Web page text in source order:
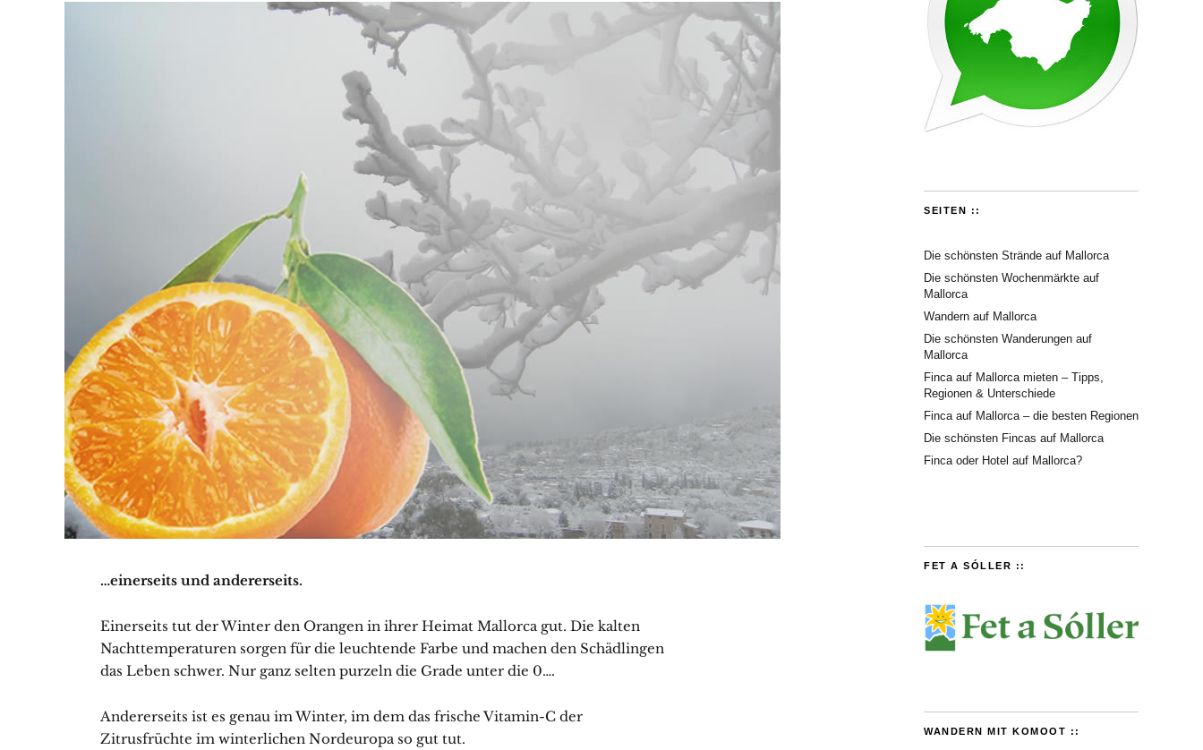
…einerseits und andererseits.
Einerseits tut der Winter den Orangen in ihrer Heimat Mallorca gut. Die kalten
Nachttemperaturen sorgen für die leuchtende Farbe und machen den Schädlingen
das Leben schwer. Nur ganz selten purzeln die Grade unter die 0….
Andererseits ist es genau im Winter, im dem das frische Vitamin-C der
Zitrusfrüchte im winterlichen Nordeuropa so gut tut.
SEITEN ::
Die schönsten Strände auf Mallorca
Die schönsten Wochenmärkte auf
Mallorca
Wandern auf Mallorca
Die schönsten Wanderungen auf
Mallorca
Finca auf Mallorca mieten – Tipps,
Regionen & Unterschiede
Finca auf Mallorca – die besten Regionen
Die schönsten Fincas auf Mallorca
Finca oder Hotel auf Mallorca?
FET A SÓLLER ::
WANDERN MIT KOMOOT ::